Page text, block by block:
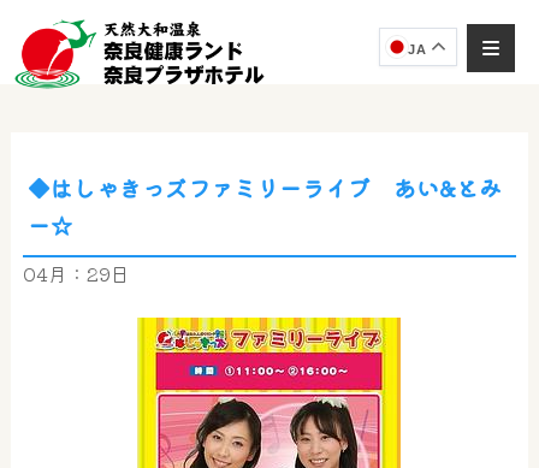
JA
◆はしゃきっズファミリーライブ あい&とみ
ー☆
04月：29日
ご質問をお伺いします。